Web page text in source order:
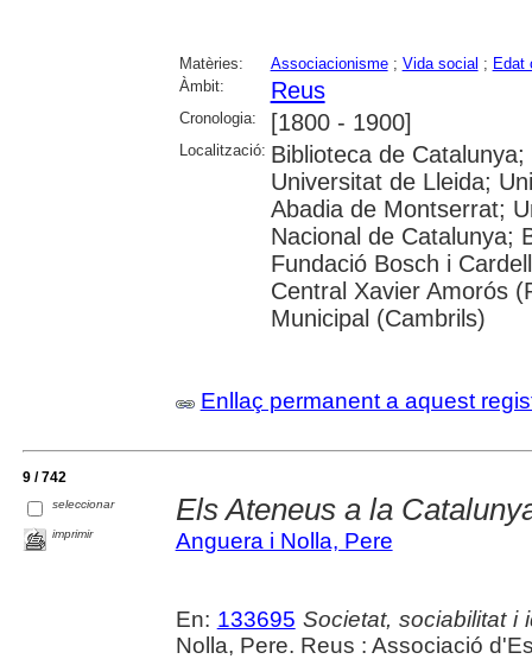
Matèries: Associacionisme; Vida social ; Edat
Àmbit:
Reus
Cronologia: [1800 - 1900]
Localització: Biblioteca de
Universitat de Lleida;
Abadia de Montserrat;
Nacional de Catalunya;
Fundació Bosch i
Central Xavier Amorós
Municipal (Cambrils)
Enllaç permanent a aquest
9 / 742
seleccionar
imprimir
Els Ateneus a la
Anguera i Nolla, Pere
En: 133695 Societat, sociabilitat i
Nolla, Pere. Reus : Associació